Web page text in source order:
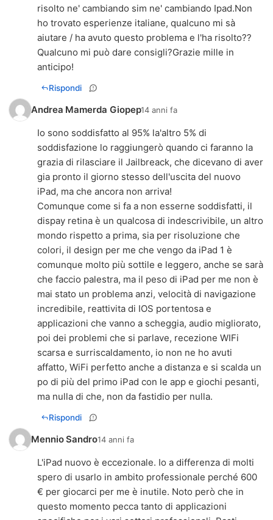
risolto ne' cambiando sim ne' cambiando Ipad.Non
ho trovato esperienze italiane, qualcuno mi sà
aiutare / ha avuto questo problema e l'ha risolto??
Qualcuno mi può dare consigli?Grazie mille in
anticipo!
Rispondi
Andrea Mamerda Giopep14 anni fa
Io sono soddisfatto al 95% la'altro 5% di
soddisfazione lo raggiungerò quando ci faranno la
grazia di rilasciare il Jailbreack, che dicevano di aver
gia pronto il giorno stesso dell'uscita del nuovo
iPad, ma che ancora non arriva!
Comunque come si fa a non esserne soddisfatti, il
dispay retina è un qualcosa di indescrivibile, un altro
mondo rispetto a prima, sia per risoluzione che
colori, il design per me che vengo da iPad 1 è
comunque molto più sottile e leggero, anche se sarà
che faccio palestra, ma il peso di iPad per me non è
mai stato un problema anzi, velocità di navigazione
incredibile, reattivita di IOS portentosa e
applicazioni che vanno a scheggia, audio migliorato,
poi dei problemi che si parlave, recezione WIFi
scarsa e surriscaldamento, io non ne ho avuti
affatto, WiFi perfetto anche a distanza e si scalda un
po di più del primo iPad con le app e giochi pesanti,
ma nulla di che, non da fastidio per nulla.
Rispondi
Mennio Sandro14 anni fa
L'iPad nuovo è eccezionale. Io a differenza di molti
spero di usarlo in ambito professionale perché 600
€ per giocarci per me è inutile. Noto però che in
questo momento pecca tanto di applicazioni